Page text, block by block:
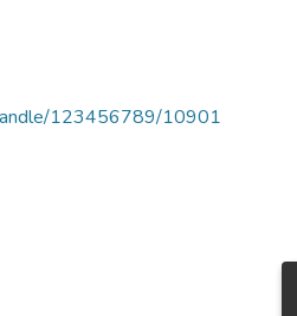
123456789/10901